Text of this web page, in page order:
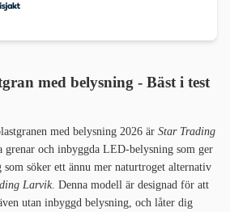
med belysning - Bäst i test
med belysning 2026 är Star Trading
grenar och inbyggda LED-belysning som ger
söker ett ännu mer naturtroget alternativ
Larvik. Denna modell är designad för att
utan inbyggd belysning, och låter dig